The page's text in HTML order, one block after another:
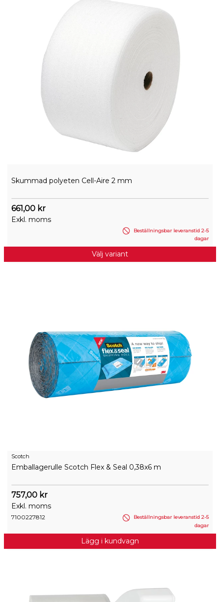
Skummad polyeten Cell-Aire 2 mm
661,00 kr
Exkl. moms
Beställningsbar leveranstid 2-5
dagar
Välj variant
Scotch
Emballagerulle Scotch Flex & Seal 0,38x6 m
757,00 kr
Exkl. moms
7100227812
Beställningsbar leveranstid 2-5
dagar
Lägg i kundvagn